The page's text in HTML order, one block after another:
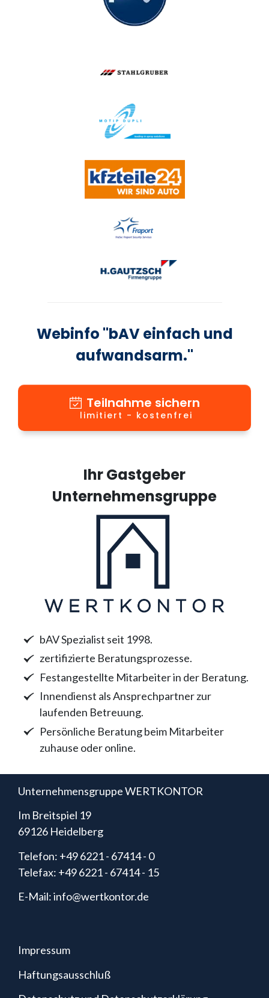
Webinfo "bAV einfach und
aufwandsarm."
Teilnahme sichern
limitiert - kostenfrei
Ihr Gastgeber
Unternehmensgruppe
bAV Spezialist seit 1998.
zertifizierte Beratungsprozesse.
Festangestellte Mitarbeiter in der Beratung.
Innendienst als Ansprechpartner zur
laufenden Betreuung.
Persönliche Beratung beim Mitarbeiter
zuhause oder online.
Unternehmensgruppe WERTKONTOR
Im Breitspiel 19
69126 Heidelberg
Telefon: +49 6221 - 67414 - 0
Telefax: +49 6221 - 67414 - 15
E-Mail: info@wertkontor.de
Impressum
Haftungsausschluß